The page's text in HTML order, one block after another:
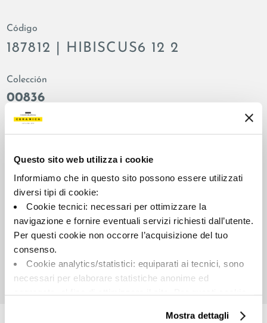
Questo sito web utilizza i cookie
Informiamo che in questo sito possono essere utilizzati
diversi tipi di cookie:
Cookie tecnici: necessari per ottimizzare la
navigazione e fornire eventuali servizi richiesti dall’utente.
Per questi cookie non occorre l’acquisizione del tuo
consenso.
Cookie analytics/statistici: equiparati ai tecnici, sono
necessari per elaborare statistiche anonime ed
Cookie di profilazione/marketing: sono utilizzati, solo
Mostra dettagli
Código
187812 | HIBISCUS6 12 2
Colección
00836
Color:
Verde
Decoración
Formato:
60.0x120.0
matt
opaco
Destonalización:
Unidad de medida:
PZ